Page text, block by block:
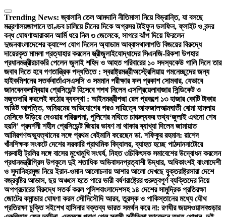
Skip
to
content
Trending News: জ্বালানি তেল আমদানি নীতিমালা নিয়ে বিভ্রান্তি, যা বলছে
মন্ত্রণালয়জাপানে তাণ্ডব চালিয়ে চীনের দিকে অগ্রসর টাইফুন ডলফিন, ফ্লাইট ও বন্দর
বন্ধ ঘোষণাআরাকান আর্মি ধরে নিল ৩ জেলেকে, সাগরে ঝাঁপ দিয়ে ফিরলেন
দুজনবাংলাদেশের ক্যাম্পে যোগ দিলেন অ্যাডাম আব্বাসথালাপতি বিজয়ের বিরুদ্ধে
দায়েরকৃত মামলা প্রত্যাহার করলেন স্ত্রীজুলাইযোদ্ধাদের সিএনজি-রিকশা উপহার
প্রধানমন্ত্রীরচাকরি পেলেন জুলাই শহিদ ও আহত পরিবারের ১০ সদস্যকেউ গালি দিলে তার
জবাব দিতে হবে গণতান্ত্রিক পদ্ধতিতে : স্বরাষ্ট্রমন্ত্রীঅস্ট্রেলিয়ায় গমনেচ্ছুদের জন্য
হাইকমিশনের সতর্কবার্তাএসএসসি ও সমমান পরীক্ষার ফল প্রকাশ সোমবার, যেভাবে
জানবেনকলম্বিয়ার প্রেসিডেন্ট হিসেবে শপথ নিলেন এসপ্রিয়েলাবাজার সিন্ডিকেট ও
মজুতদারি করলেই কঠোর ব্যবস্থা : আইনমন্ত্রীপদ্মা রেল প্রকল্পে ১৩ হাজার কোটি টাকার
অডিট আপত্তি, অনিয়মের অভিযোগের পরও দায়িত্বে আফজালআত্মঘাতী বোমা হামলায়
মেসিকে উড়িয়ে দেওয়ার পরিকল্পনা, পুলিশের নথিতে চাঞ্চল্যকর তথ্য‘জুলাই এখনো শেষ
হয়নি’ প্রদর্শনী শহীদ প্রেসিডেন্ট জিয়ার ভাষণ না থাকার ব্যাখ্যা দিলেন জামায়াত
আমিরগণঅভ্যুত্থানের সঙ্গে প্রথম বেইমানি করেছেন ডা. শফিকুর রহমান: রাশেদ
খাঁনশিক্ষক সংকটে দেশের সরকারি প্রাথমিক বিদ্যালয়, ব্যাহত হচ্ছে পাঠদাননাটোরে
গরুবাহী ট্রলির সঙ্গে বাসের মুখোমুখি সংঘর্ষ, নিহত ৩চিকিৎসক সমাবেশের উদ্বোধন করলেন
প্রধানমন্ত্রীগ্রিস উপকূলে দুই শতাধিক অভিবাসনপ্রত্যাশী উদ্ধার, অধিকাংশই বাংলাদেশী
ও সুদানিহরমুজ নিয়ে ইরান-ওমান আলোচনায় আশার আলো দেখছে যুক্তরাষ্ট্রসারা দেশে
বজ্রবৃষ্টির আভাস, ছয় অঞ্চলে হতে পারে ভারী বর্ষণরাষ্ট্রের গুরুত্বপূর্ণ ব্যক্তিদের নিয়ে
অপপ্রচারের বিরুদ্ধে সতর্ক করল পুলিশবাংলাদেশসহ ১৪ দেশের সামুদ্রিক প্রতিরক্ষা
জোটের কমান্ডার ঘোষণা করল সৌদিসৌদি আরব, তুরস্ক ও পাকিস্তানের মধ্যে যৌথ
প্রতিরক্ষা চুক্তি সইশেখ হাসিনার বক্তব্য ভারত সমর্থন করে না: রণধীর জয়সওয়ালবগুড়ার